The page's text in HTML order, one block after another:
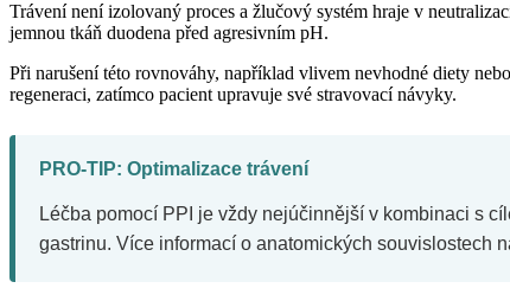
Trávení není izolovaný proces a žlučový systém hraje v
jemnou tkáň duodena před agresivním pH.
Při narušení této rovnováhy, například vlivem nevhodné diety
regeneraci, zatímco pacient upravuje své stravovací návyky.
PRO-TIP: Optimalizace trávení
Léčba pomocí PPI je vždy nejúčinnější v kombinaci s
gastrinu. Více informací o anatomických souvislostech